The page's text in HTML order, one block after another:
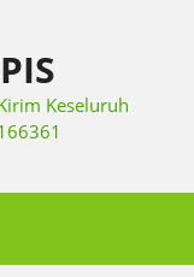
Keseluruh